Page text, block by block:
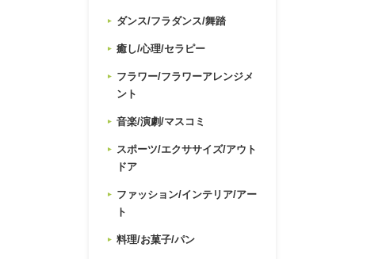
ダンス/フラダンス/舞踏
癒し/心理/セラピー
フラワー/フラワーアレンジメ
ント
音楽/演劇/マスコミ
スポーツ/エクササイズ/アウト
ドア
ファッション/インテリア/アー
ト
料理/お菓子/パン